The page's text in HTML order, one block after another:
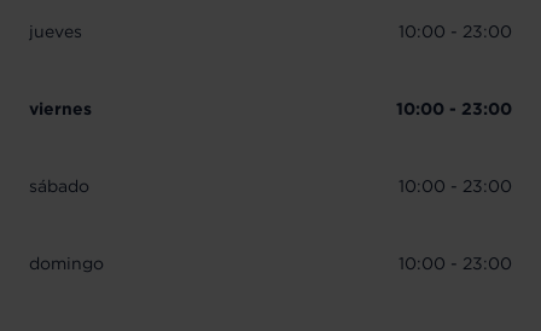
jueves 10:00 - 23:00
viernes 10:00 - 23:00
sábado 10:00 - 23:00
domingo 10:00 - 23:00